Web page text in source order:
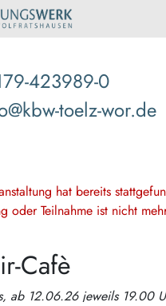
423989-0
toelz-wor.de
hat bereits
oder Teilnahme ist nicht
Cafè
ab 12.06.26 jeweils 19.00